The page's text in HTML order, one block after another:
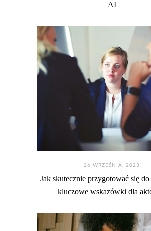
AI
26 WRZEŚNIA. 2023
Jak skutecznie przygotować się
kluczowe wskazówki dla